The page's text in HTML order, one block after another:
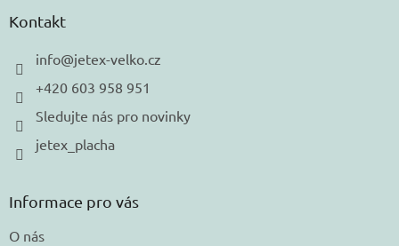
Kontakt
info@jetex-velko.cz
+420 603 958 951
Sledujte nás pro novinky
jetex_placha
Informace pro vás
O nás